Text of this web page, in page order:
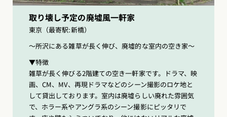
取り壊し予定の廃墟風一軒家
東京（最寄駅:新橋）
〜所沢にある雑草が長く伸び、廃墟的な室内の空き家〜
▼特徴
雑草が長く伸びる2階建ての空き一軒家です。ドラマ、映
画、CM、MV、再現ドラマなどのシーン撮影のロケ地と
して貸出しております。室内は廃墟らしい廃れた雰囲気
で、ホラー系やアングラ系のシーン撮影にピッタリで